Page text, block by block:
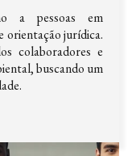
a pessoas em
orientação jurídica.
colaboradores e
buscando um